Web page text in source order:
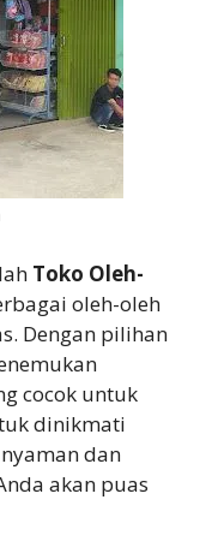
Toko Oleh-
oleh-oleh
Dengan pilihan
cocok untuk
dinikmati
dan
akan puas